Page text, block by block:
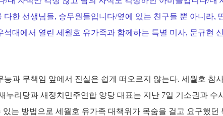
한 선생님들, 승무원들입니다/옆에 있는 친구들 뿐 아니라,
대에서 열린 세월호 유가족과 함께하는 특별 미사, 문규현
과 무책임 앞에서 진실은 쉽게 떠오르지 않는다. 세월호 참
리당과 새정치민주연합 양당 대표는 지난 7일 기소권과 수
는 방법으로 세월호 유가족 대책위가 목숨을 걸고 요구했던